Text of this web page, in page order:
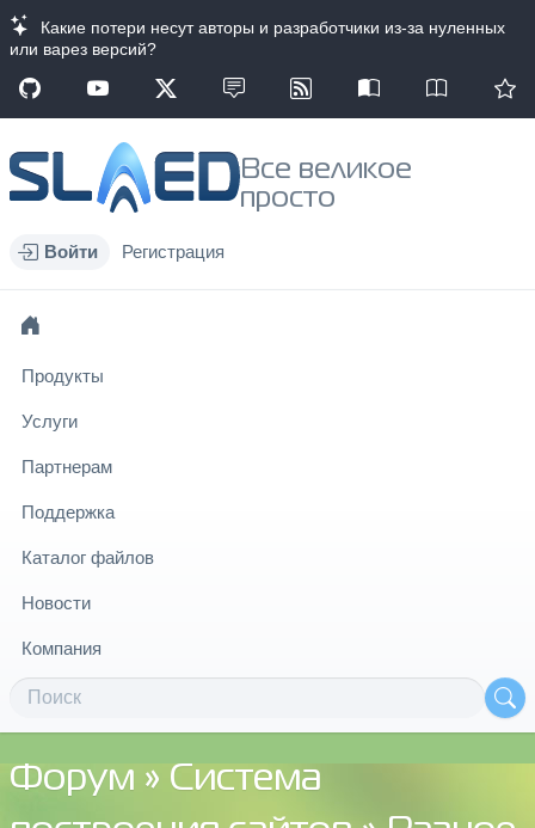
Какие потери несут авторы и разработчики из-за нуленных
или варез версий?
Все великое
просто
Войти Регистрация
Продукты
Услуги
Партнерам
Поддержка
Каталог файлов
Новости
Компания
Форум » Система